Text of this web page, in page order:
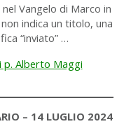
nel Vangelo di Marco in
indica un titolo, una
“inviato” …
p. Alberto Maggi
– 14 LUGLIO 2024